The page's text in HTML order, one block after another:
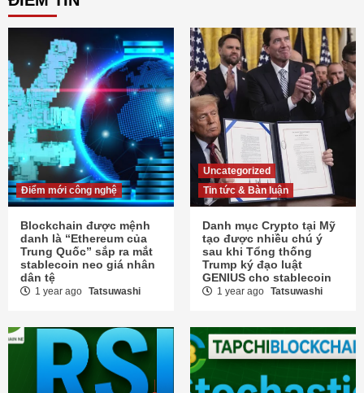
Điểm mới công nghệ
Blockchain được mệnh
danh là “Ethereum của
Trung Quốc” sắp ra mắt
stablecoin neo giá nhân
dân tệ
1 year ago Tatsuwashi
Uncategorized
Tin tức & Bàn luận
Danh mục Crypto tại Mỹ
tạo được nhiều chú ý
sau khi Tổng thống
Trump ký đạo luật
GENIUS cho stablecoin
1 year ago Tatsuwashi